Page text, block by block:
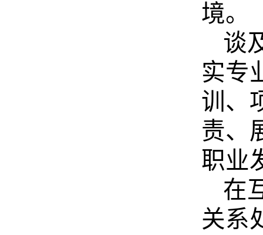
境。
谈
实专
训、
责、
职业
在
关系